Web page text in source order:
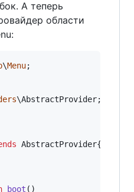
А теперь
области
\Menu;
\AbstractProvider;
AbstractProvider{
boot ()